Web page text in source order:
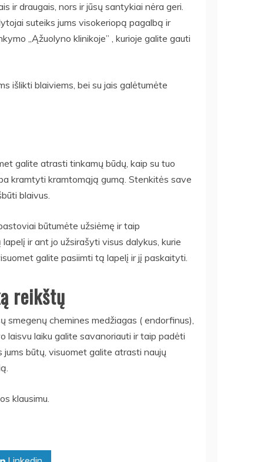
ir draugais, nors ir jūsų santykiai nėra geri.
suteiks jums visokeriopą pagalbą ir
,,Ąžuolyno klinikoje” , kurioje galite gauti
išlikti blaiviems, bei su jais galėtumėte
galite atrasti tinkamų būdų, kaip su tuo
kramtyti kramtomąją gumą. Stenkitės save
blaivus.
būtumėte užsiėmę ir taip
ir ant jo užsirašyti visus dalykus, kurie
galite pasiimti tą lapelį ir jį paskaityti.
reikštų
smegenų chemines medžiagas ( endorfinus),
laisvu laiku galite savanoriauti ir taip padėti
jums būtų, visuomet galite atrasti naujų
klausimu.